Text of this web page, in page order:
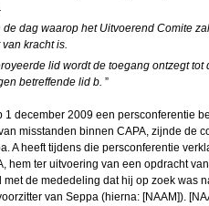
de dag waarop het Uitvoerend Comite
kracht is.
lid wordt de toegang ontzegt tot
betreffende lid b. ”
1 december 2009 een persconferentie
misstanden binnen CAPA, zijnde de
A heeft tijdens die persconferentie
hem ter uitvoering van een opdracht
met de mededeling dat hij op zoek was
van Seppa (hierna: [NAAM]).